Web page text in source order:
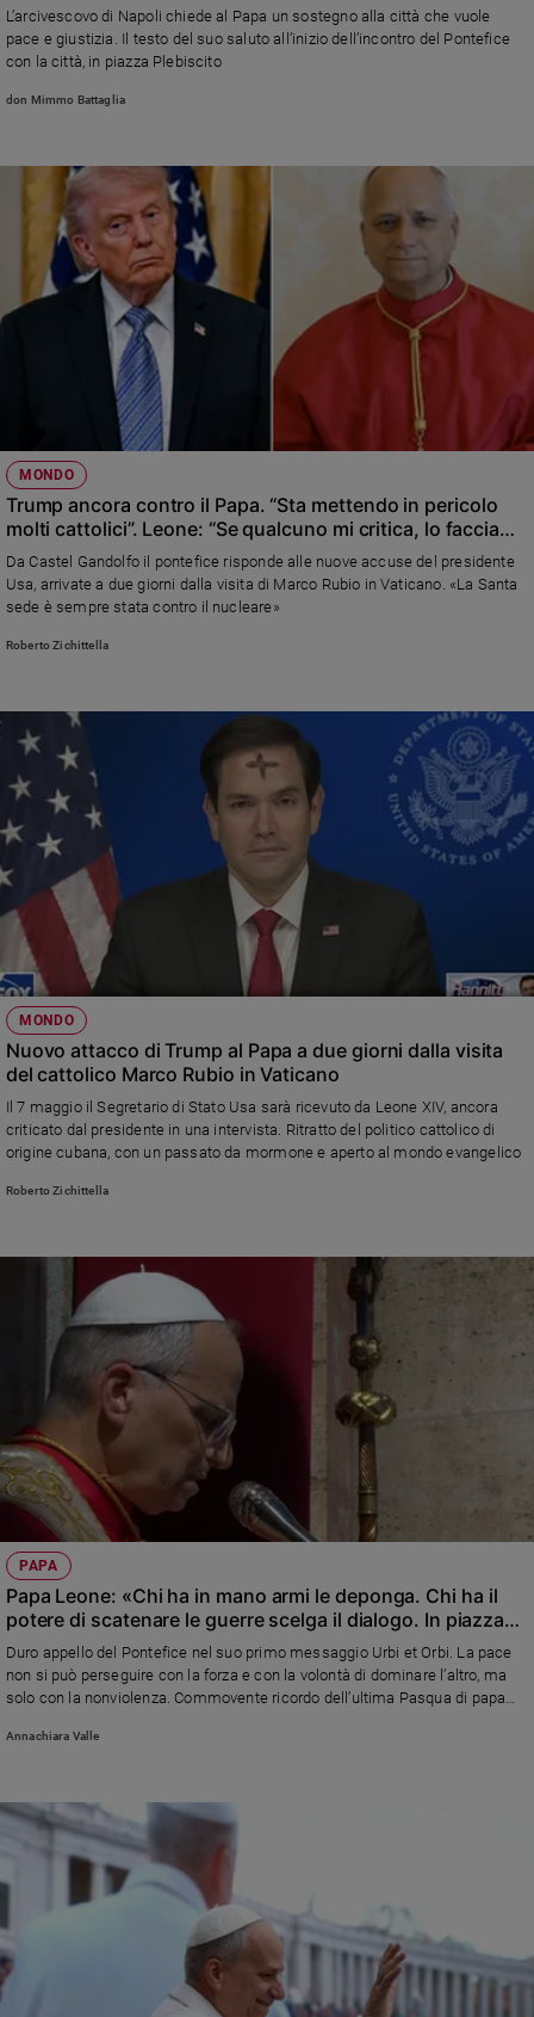
L’arcivescovo di Napoli chiede al Papa un sostegno alla città che vuole
pace e giustizia. Il testo del suo saluto all’inizio dell’incontro del Pontefice
con la città, in piazza Plebiscito
don Mimmo Battaglia
MONDO
Trump ancora contro il Papa. “Sta mettendo in pericolo
molti cattolici”. Leone: “Se qualcuno mi critica, lo faccia
con verità”
Da Castel Gandolfo il pontefice risponde alle nuove accuse del presidente
Usa, arrivate a due giorni dalla visita di Marco Rubio in Vaticano. «La Santa
sede è sempre stata contro il nucleare»
Roberto Zichittella
MONDO
Nuovo attacco di Trump al Papa a due giorni dalla visita
del cattolico Marco Rubio in Vaticano
Il 7 maggio il Segretario di Stato Usa sarà ricevuto da Leone XIV, ancora
criticato dal presidente in una intervista. Ritratto del politico cattolico di
origine cubana, con un passato da mormone e aperto al mondo evangelico
Roberto Zichittella
PAPA
Papa Leone: «Chi ha in mano armi le deponga. Chi ha il
potere di scatenare le guerre scelga il dialogo. In piazza
l’11 aprile per far sentire la propria voce pregando per la
pace»
Duro appello del Pontefice nel suo primo messaggio Urbi et Orbi. La pace
non si può perseguire con la forza e con la volontà di dominare l’altro, ma
solo con la nonviolenza. Commovente ricordo dell’ultima Pasqua di papa
Annachiara Valle